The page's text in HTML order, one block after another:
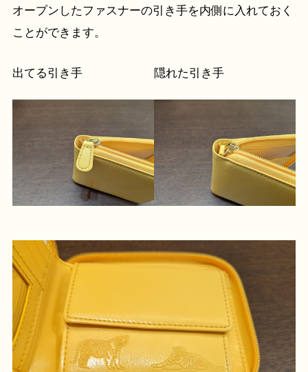
オープンしたファスナーの引き手を内側に入れておく
ことができます。
出てる引き手 隠れた引き手